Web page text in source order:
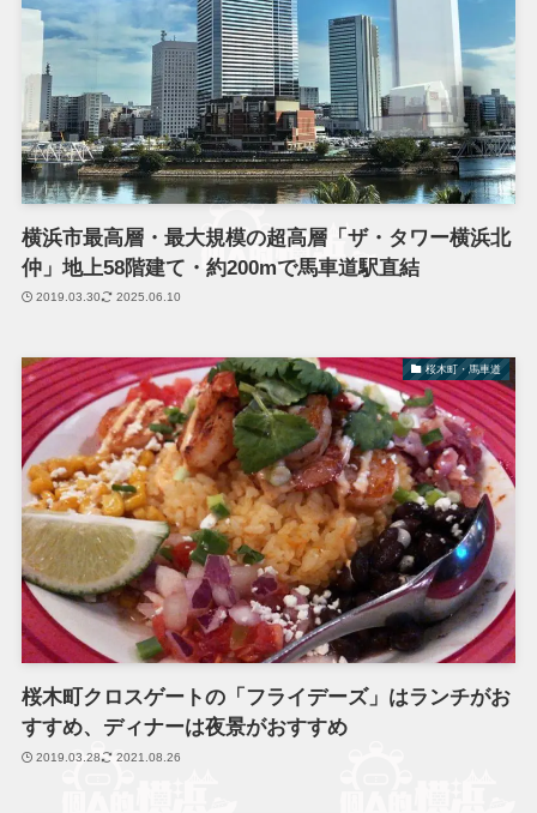
横浜市最高層・最大規模の超高層「ザ・タワー横浜北
仲」地上58階建て・約200mで馬車道駅直結
2019.03.30 2025.06.10
桜木町・馬車道
桜木町クロスゲートの「フライデーズ」はランチがお
すすめ、ディナーは夜景がおすすめ
2019.03.28 2021.08.26